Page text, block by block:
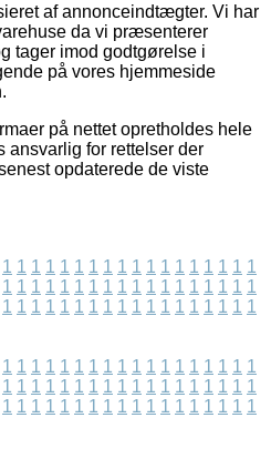
af annonceindtægter. Vi har
da vi præsenterer
tager imod godtgørelse i
på vores hjemmeside
på nettet opretholdes hele
ansvarlig for rettelser der
opdaterede de viste
1 1 1 1 1 1 1 1 1 1 1 1 1 1 1 1 1 1
1 1 1 1 1 1 1 1 1 1 1 1 1 1 1 1 1 1
1 1 1 1 1 1 1 1 1 1 1 1 1 1 1 1 1 1
1 1 1 1 1 1 1 1 1 1 1 1 1 1 1 1 1 1
1 1 1 1 1 1 1 1 1 1 1 1 1 1 1 1 1 1
1 1 1 1 1 1 1 1 1 1 1 1 1 1 1 1 1 1